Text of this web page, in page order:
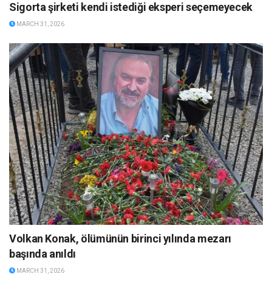
Sigorta şirketi kendi istediği eksperi seçemeyecek
MARCH 31, 2026
Volkan Konak, ölümünün birinci yılında mezarı
başında anıldı
MARCH 31, 2026